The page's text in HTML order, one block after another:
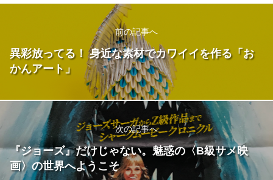
前の記事へ
異彩放ってる！ 身近な素材でカワイイを作る「お
かんアート」
次の記事へ
『ジョーズ』だけじゃない。魅惑の〈B級サメ映
画〉の世界へようこそ